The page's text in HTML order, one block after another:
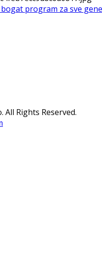
program za sve
Rights Reserved.